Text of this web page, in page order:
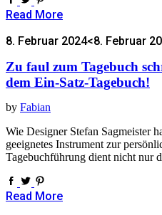
Read More
8. Februar 2024<8. Februar
Zu faul zum Tagebuch
dem Ein-Satz-Tagebuch!
by Fabian
Wie Designer Stefan Sagmeister
geeignetes Instrument zur
Tagebuchführung dient nicht nur
Read More